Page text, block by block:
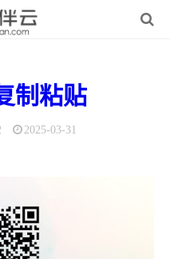
制粘贴
2025-03-31